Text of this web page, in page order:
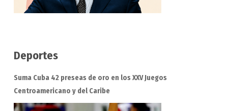
Deportes
Suma Cuba 42 preseas de oro en los XXV Juegos
Centroamericano y del Caribe